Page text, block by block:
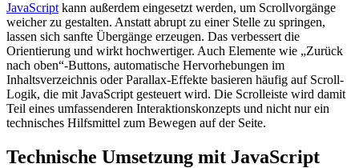
JavaScript kann außerdem eingesetzt werden, um Scrollvorgänge
weicher zu gestalten. Anstatt abrupt zu einer Stelle zu springen,
lassen sich sanfte Übergänge erzeugen. Das verbessert die
Orientierung und wirkt hochwertiger. Auch Elemente wie „Zurück
nach oben“-Buttons, automatische Hervorhebungen im
Inhaltsverzeichnis oder Parallax-Effekte basieren häufig auf Scroll-
Logik, die mit JavaScript gesteuert wird. Die Scrolleiste wird damit
Teil eines umfassenderen Interaktionskonzepts und nicht nur ein
technisches Hilfsmittel zum Bewegen auf der Seite.
Technische Umsetzung mit JavaScript